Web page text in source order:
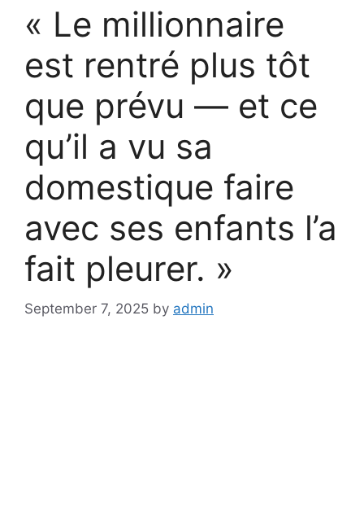
« Le millionnaire
est rentré plus tôt
que prévu — et ce
qu’il a vu sa
domestique faire
avec ses enfants l’a
fait pleurer. »
September 7, 2025 by admin